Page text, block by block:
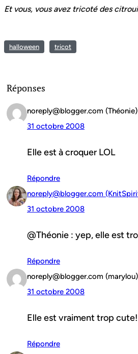
Et vous, vous avez tricoté des
halloween tricot
Réponses
noreply@blogger.com (Théonie)
31 octobre 2008
Elle est à croquer LOL
Répondre
noreply@blogger.com
31 octobre 2008
@Théonie : yep, elle est
Répondre
noreply@blogger.com (marylou)
31 octobre 2008
Elle est vraiment trop
Répondre